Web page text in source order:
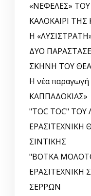
«ΝΕΦΕΛΕΣ»
ΚΑΛΟΚΑΙΡΙ
Η
ΔΥΟ
ΣΚΗΝΗ ΤΟΥ
Η νέα
ΚΑΠΠΑΔΟΚΙΑΣ»
"TOC TOC"
ΣΙΝΤΙΚΗΣ
"ΒΟΤΚΑ
ΕΡΑΣΙΤΕΧΝΙΚΗ
ΣΕΡΡΩΝ